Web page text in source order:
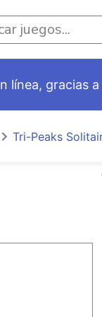
línea, gracias a
Tri-Peaks